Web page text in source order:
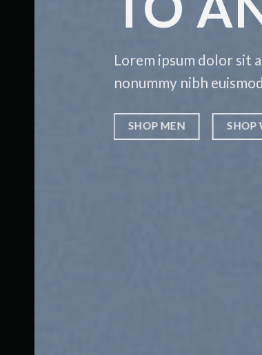
Lorem ipsum dolor sit
nonummy nibh euismod
SHOP MEN SHOP